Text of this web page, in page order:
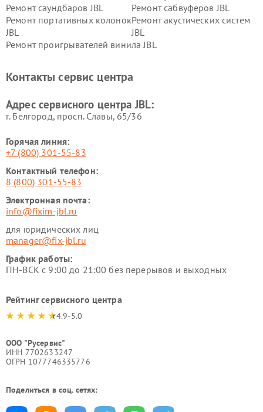
Ремонт саундбаров JBL
Ремонт сабвуферов JBL
Ремонт портативных колонок
JBL
Ремонт акустических систем
JBL
Ремонт проигрывателей винила JBL
Контакты сервис центра
Адрес сервисного центра JBL:
г. Белгород, просп. Славы, 65/36
Горячая линия:
+7 (800) 301-55-83
Контактный телефон:
8 (800) 301-55-83
Электронная почта:
info@fixim-jbl.ru
для юридических лиц
manager@fix-jbl.ru
График работы:
ПН-ВСК с 9:00 до 21:00 без перерывов и выходных
Рейтинг сервисного центра
4.9-5.0
ООО "Русервис"
ИНН 7702633247
ОГРН 1077746335776
Поделиться в соц. сетях: